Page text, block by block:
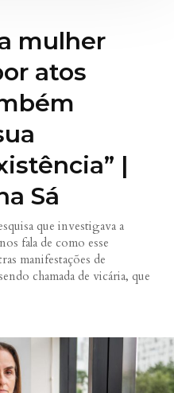
mulher
atos
|
Sá
que investigava a
fala de como esse
manifestações de
chamada de vicária, que